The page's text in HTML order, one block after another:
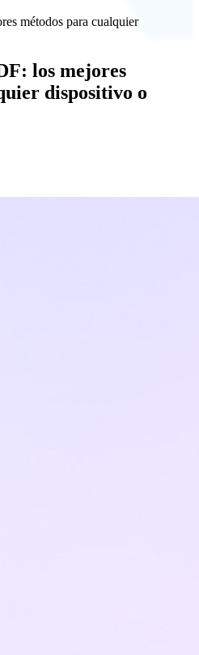
métodos para cualquier
los mejores
dispositivo o